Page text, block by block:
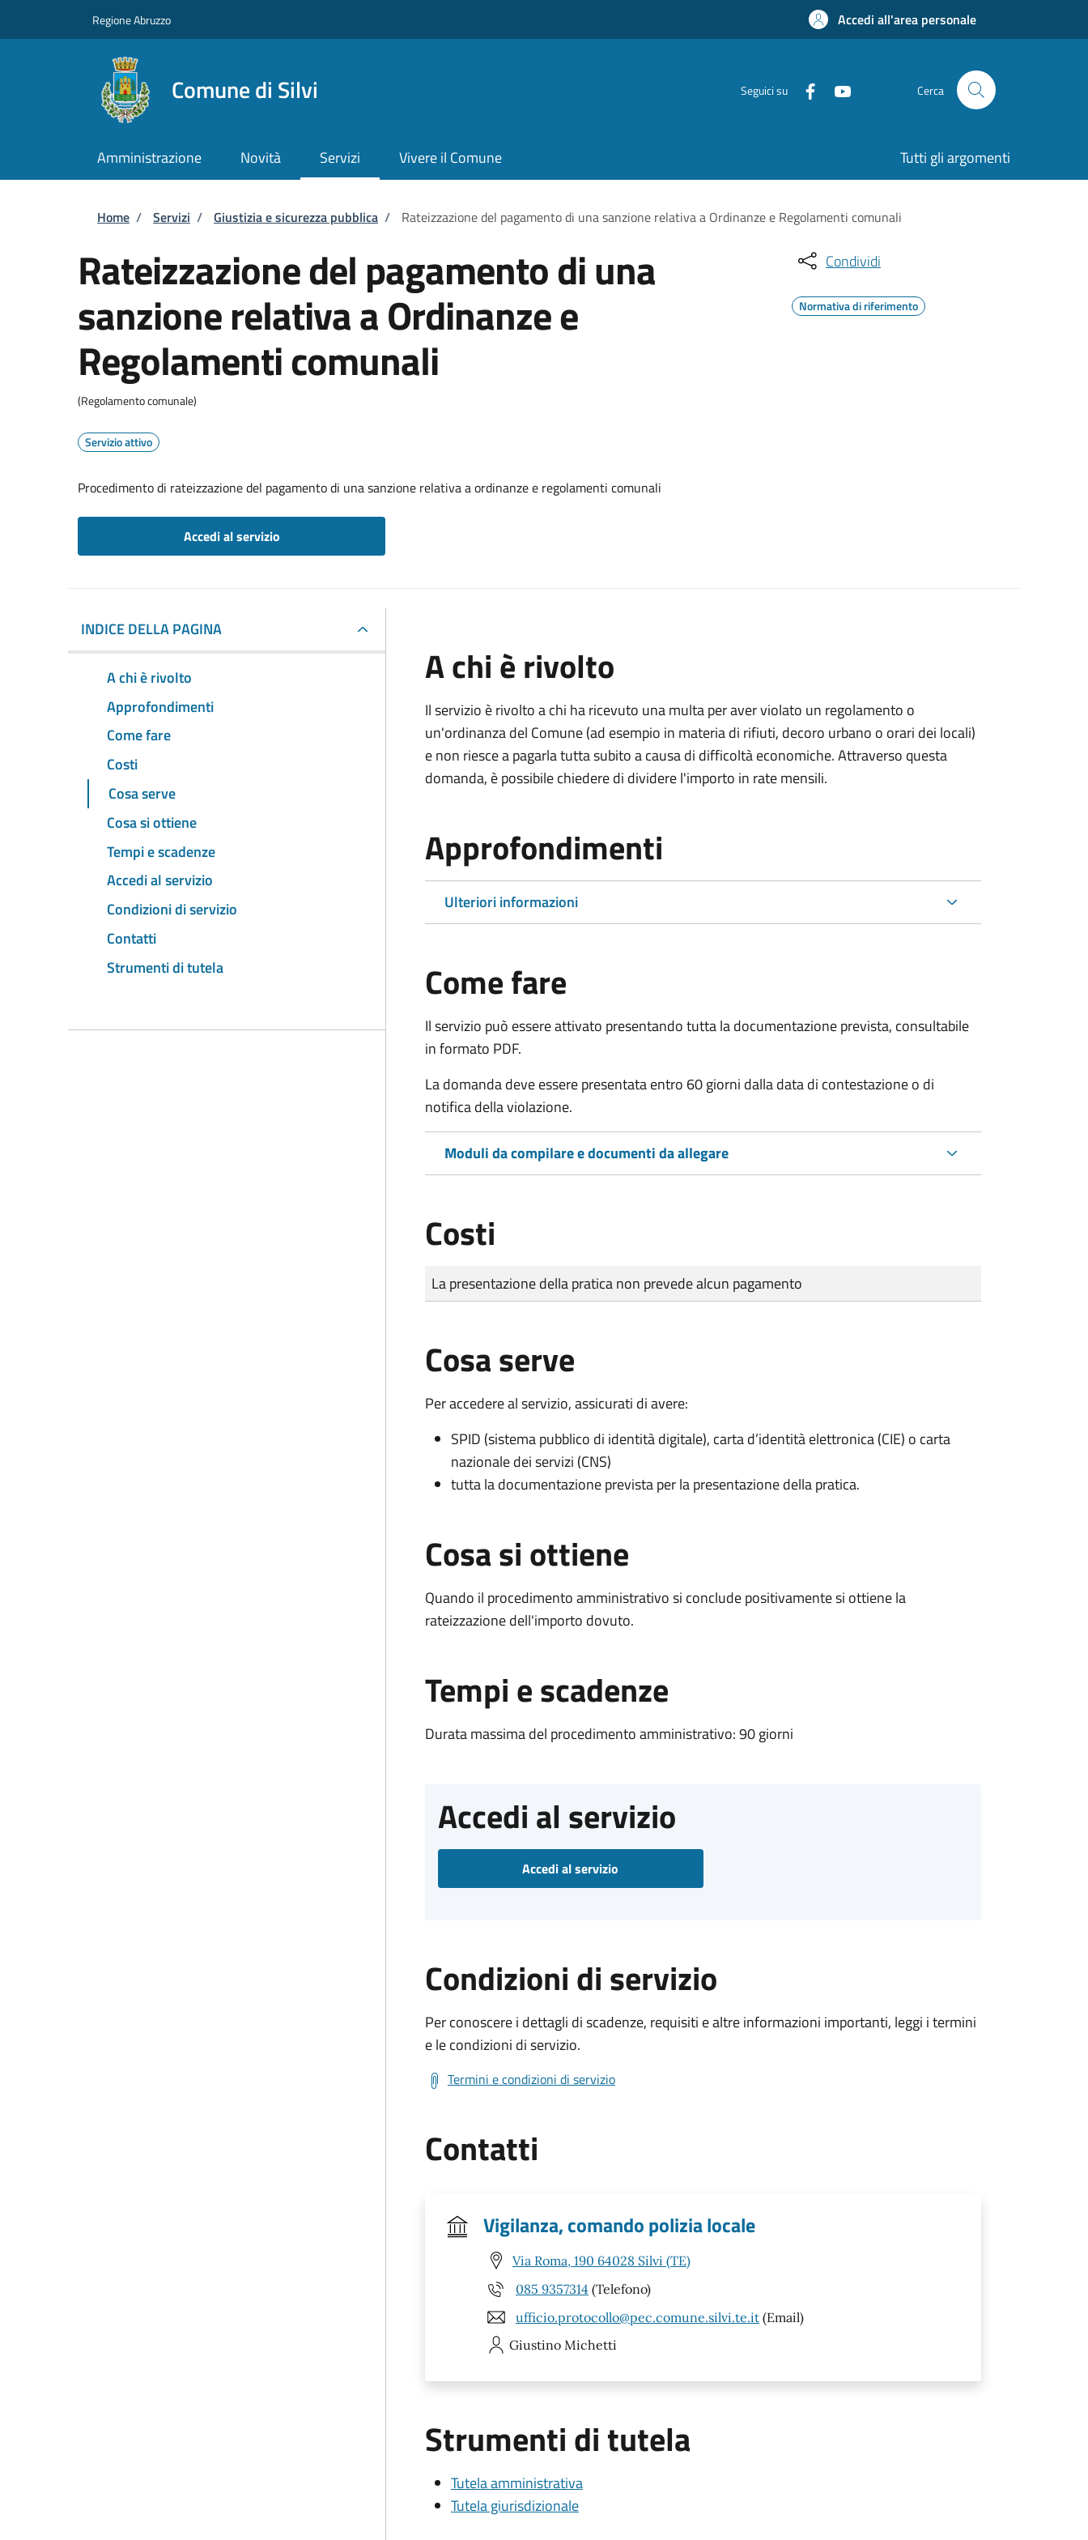
Regione Abruzzo Accedi all'area personale
Comune di Silvi Seguici su Cerca
Amministrazione Novità Servizi Vivere il Comune Tutti gli argomenti
Briciole di pane
Home / Servizi / Giustizia e sicurezza pubblica / Rateizzazione del pagamento di una sanzione relativa a Ordinanze e Regolamenti comunali
Rateizzazione del pagamento di una
sanzione relativa a Ordinanze e
Regolamenti comunali
(Regolamento comunale)
Servizio attivo
Procedimento di rateizzazione del pagamento di una sanzione relativa a ordinanze e regolamenti comunali
Accedi al servizio
Condividi
Normativa di riferimento
INDICE DELLA PAGINA
A chi è rivolto
Approfondimenti
Come fare
Costi
Cosa serve
Cosa si ottiene
Tempi e scadenze
Accedi al servizio
Condizioni di servizio
Contatti
Strumenti di tutela
A chi è rivolto
Il servizio è rivolto a chi ha ricevuto una multa per aver violato un regolamento o
un'ordinanza del Comune (ad esempio in materia di rifiuti, decoro urbano o orari dei locali)
e non riesce a pagarla tutta subito a causa di difficoltà economiche. Attraverso questa
domanda, è possibile chiedere di dividere l'importo in rate mensili.
Approfondimenti
Ulteriori informazioni
Come fare
Il servizio può essere attivato presentando tutta la documentazione prevista, consultabile
in formato PDF.
La domanda deve essere presentata entro 60 giorni dalla data di contestazione o di
notifica della violazione.
Moduli da compilare e documenti da allegare
Costi
Tipo di pagamento
Importo
La presentazione della pratica non prevede alcun pagamento
Cosa serve
Per accedere al servizio, assicurati di avere:
SPID (sistema pubblico di identità digitale), carta d’identità elettronica (CIE) o carta
nazionale dei servizi (CNS)
tutta la documentazione prevista per la presentazione della pratica.
Cosa si ottiene
Quando il procedimento amministrativo si conclude positivamente si ottiene la
rateizzazione dell'importo dovuto.
Tempi e scadenze
Durata massima del procedimento amministrativo: 90 giorni
Accedi al servizio
Accedi al servizio
Condizioni di servizio
Per conoscere i dettagli di scadenze, requisiti e altre informazioni importanti, leggi i termini
e le condizioni di servizio.
Termini e condizioni di servizio
Contatti
Vigilanza, comando polizia locale
Via Roma, 190 64028 Silvi (TE)
085 9357314 (Telefono)
ufficio.protocollo@pec.comune.silvi.te.it (Email)
Giustino Michetti
Strumenti di tutela
Tutela amministrativa
Tutela giurisdizionale